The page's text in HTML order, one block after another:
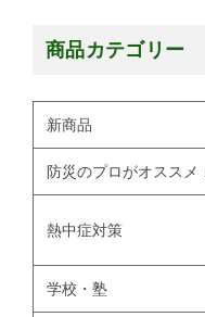
商品カテゴリー
新商品
防災のプロがオススメ
熱中症対策
学校・塾